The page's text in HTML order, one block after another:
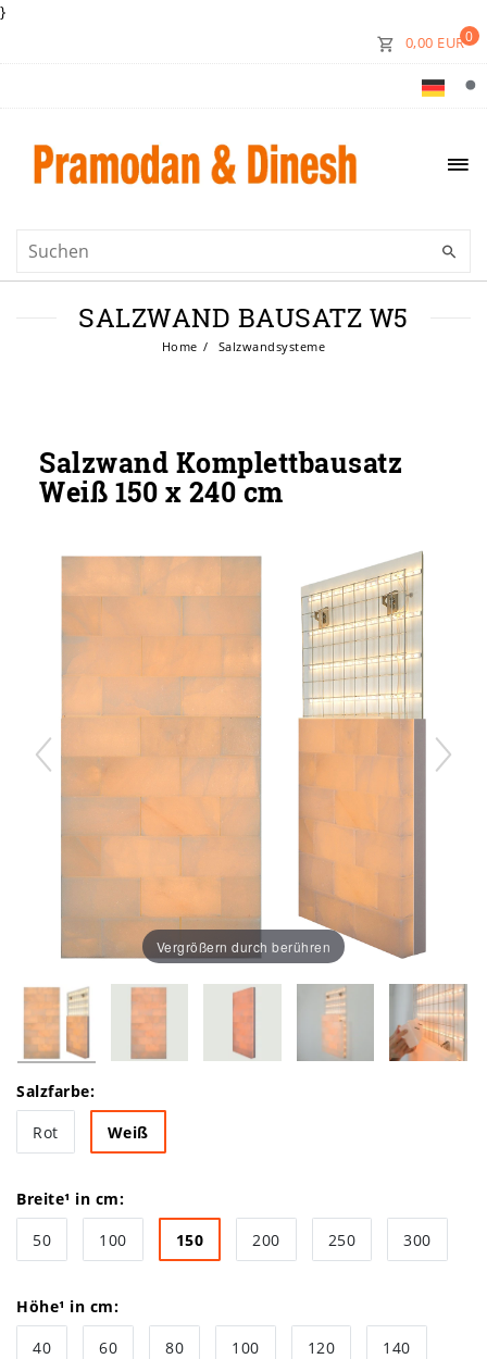
}
0
0,00 EUR
SALZWAND BAUSATZ W5
Home Salzwandsysteme
Salzwand Komplettbausatz
Weiß 150 x 240 cm
Vergrößern durch berühren
Salzfarbe:
Rot
Weiß
Breite¹ in cm:
50
100 150 200 250 300
Höhe¹ in cm:
40
60 80 100 120 140